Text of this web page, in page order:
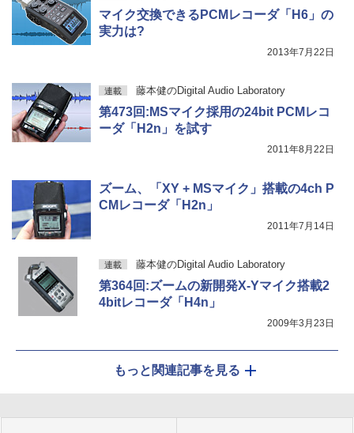
マイク交換できるPCMレコーダ「H6」の
実力は?
2013年7月22日
連載 藤本健のDigital Audio Laboratory
第473回:MSマイク採用の24bit PCMレコ
ーダ「H2n」を試す
2011年8月22日
ズーム、「XY + MSマイク」搭載の4ch P
CMレコーダ「H2n」
2011年7月14日
連載 藤本健のDigital Audio Laboratory
第364回:ズームの新開発X-Yマイク搭載2
4bitレコーダ「H4n」
2009年3月23日
もっと関連記事を見る